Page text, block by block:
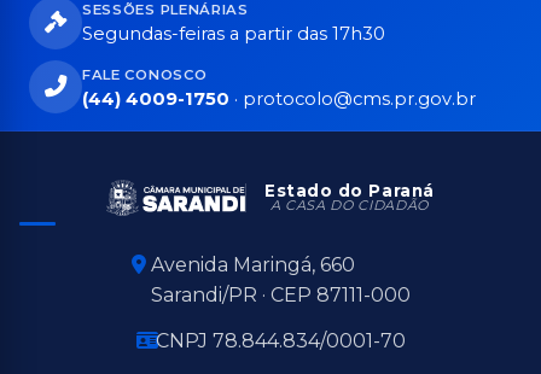
SESSÕES PLENÁRIAS
Segundas-feiras a partir das 17h30
FALE CONOSCO
(44) 4009-1750 · protocolo@cms.pr.gov.br
Estado do Paraná
A CASA DO CIDADÃO
Avenida Maringá, 660
Sarandi/PR · CEP 87111-000
CNPJ 78.844.834/0001-70